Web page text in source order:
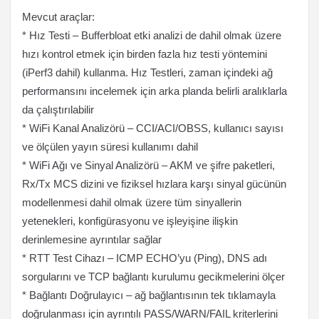
Mevcut araçlar:
* Hız Testi – Bufferbloat etki analizi de dahil olmak üzere
hızı kontrol etmek için birden fazla hız testi yöntemini
(iPerf3 dahil) kullanma. Hız Testleri, zaman içindeki ağ
performansını incelemek için arka planda belirli aralıklarla
da çalıştırılabilir
* WiFi Kanal Analizörü – CCI/ACI/OBSS, kullanıcı sayısı
ve ölçülen yayın süresi kullanımı dahil
* WiFi Ağı ve Sinyal Analizörü – AKM ve şifre paketleri,
Rx/Tx MCS dizini ve fiziksel hızlara karşı sinyal gücünün
modellenmesi dahil olmak üzere tüm sinyallerin
yetenekleri, konfigürasyonu ve işleyişine ilişkin
derinlemesine ayrıntılar sağlar
* RTT Test Cihazı – ICMP ECHO’yu (Ping), DNS adı
sorgularını ve TCP bağlantı kurulumu gecikmelerini ölçer
* Bağlantı Doğrulayıcı – ağ bağlantısının tek tıklamayla
doğrulanması için ayrıntılı PASS/WARN/FAIL kriterlerini